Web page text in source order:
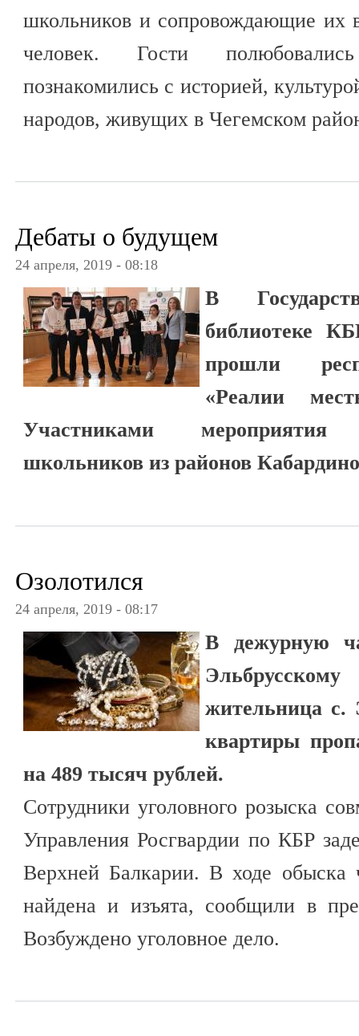
школьников и сопровождающие их
человек. Гости
познакомились с историей,
народов, живущих в Чегемском
Дебаты о будущем
24 апреля, 2019 - 08:18
В
библиотеке
прошли
«Реалии
Участниками мероприятия
школьников из районов
Озолотился
24 апреля, 2019 - 08:17
В дежурную
жительница с.
квартиры
на 489 тысяч рублей.
Сотрудники уголовного розыска
Управления Росгвардии по КБР
Верхней Балкарии. В ходе обыска
найдена и изъята, сообщили в
Возбуждено уголовное дело.